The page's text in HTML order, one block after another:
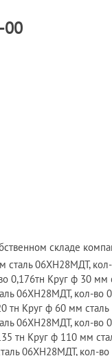
00
складе
сталь 06ХН28МДТ,
0,176тн Круг ф 30 мм
06ХН28МДТ, кол-во
тн Круг ф 60 мм сталь
06ХН28МДТ, кол-во
тн Круг ф 110 мм
06ХН28МДТ, кол-во